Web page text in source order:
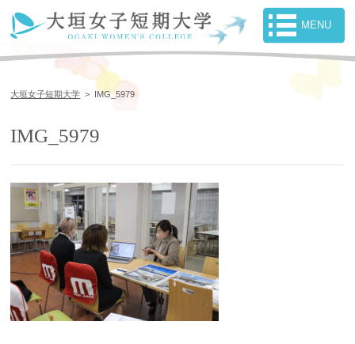
大垣女子短期大学 > IMG_5979
IMG_5979